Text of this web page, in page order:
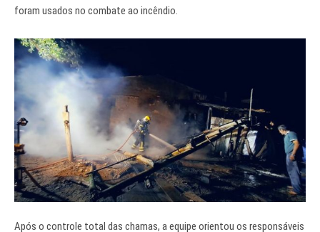
foram usados no combate ao incêndio.
Após o controle total das chamas, a equipe orientou os responsáveis